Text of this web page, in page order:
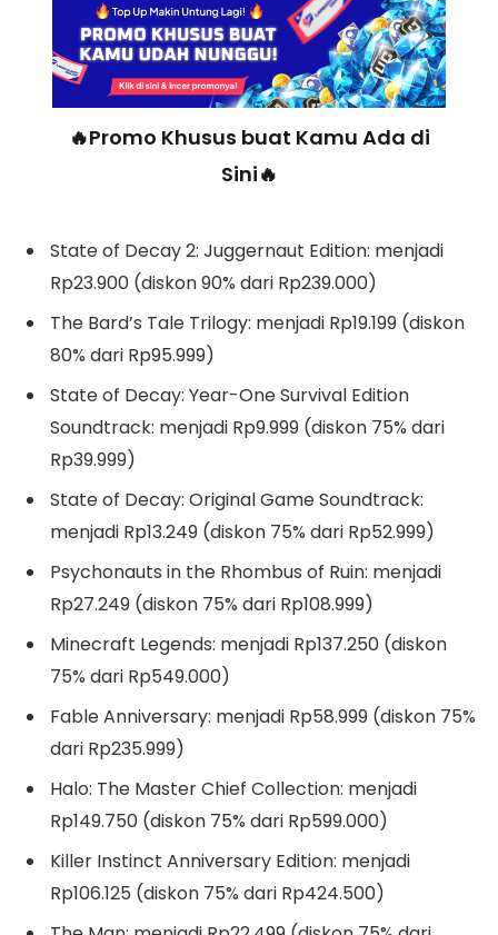
🔥Promo Khusus buat Kamu Ada di
Sini🔥
State of Decay 2: Juggernaut Edition: menjadi
Rp23.900 (diskon 90% dari Rp239.000)
The Bard’s Tale Trilogy: menjadi Rp19.199 (diskon
80% dari Rp95.999)
State of Decay: Year-One Survival Edition
Soundtrack: menjadi Rp9.999 (diskon 75% dari
Rp39.999)
State of Decay: Original Game Soundtrack:
menjadi Rp13.249 (diskon 75% dari Rp52.999)
Psychonauts in the Rhombus of Ruin: menjadi
Rp27.249 (diskon 75% dari Rp108.999)
Minecraft Legends: menjadi Rp137.250 (diskon
75% dari Rp549.000)
Fable Anniversary: menjadi Rp58.999 (diskon 75%
dari Rp235.999)
Halo: The Master Chief Collection: menjadi
Rp149.750 (diskon 75% dari Rp599.000)
Killer Instinct Anniversary Edition: menjadi
Rp106.125 (diskon 75% dari Rp424.500)